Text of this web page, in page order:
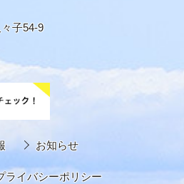
子54-9
お知らせ
ライバシーポリシー